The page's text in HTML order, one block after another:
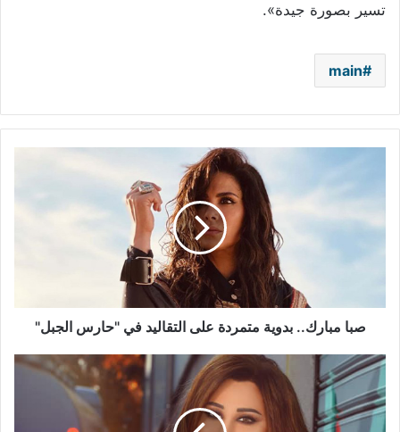
تسير بصورة جيدة».
main
على
الجبل"
صبا مبارك.. بدوية متمردة على التقاليد في "حارس الجبل"
ممثل
ألماني
يغني
لـ